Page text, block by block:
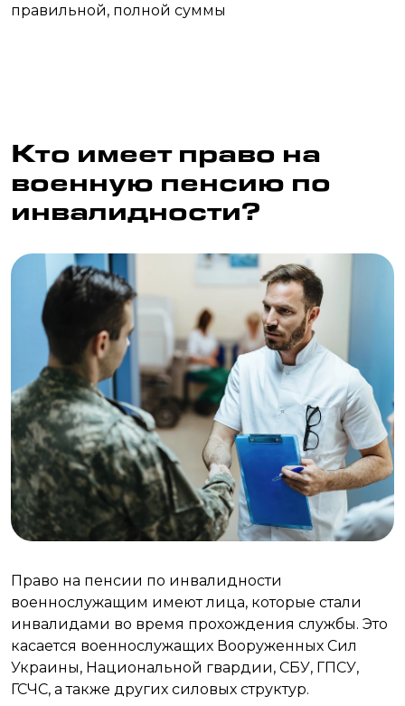
правильной, полной суммы
Кто имеет право на
военную пенсию по
инвалидности?
Право на пенсии по инвалидности
военнослужащим имеют лица, которые стали
инвалидами во время прохождения службы. Это
касается военнослужащих Вооруженных Сил
Украины, Национальной гвардии, СБУ, ГПСУ,
ГСЧС, а также других силовых структур.